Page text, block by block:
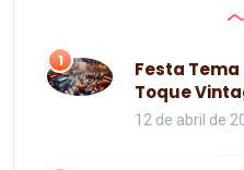
1
Festa
Toque
12 de abril de